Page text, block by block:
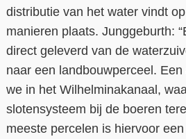
distributie van het water vindt
manieren plaats. Junggeburth:
direct geleverd van de
naar een landbouwperceel.
we in het Wilhelminakanaal,
slotensysteem bij de boeren
meeste percelen is hiervoor